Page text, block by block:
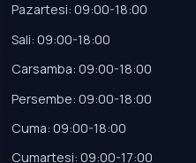
Pazartesi: 09:00-18:00
Sali: 09:00-18:00
Carsamba: 09:00-18:00
Persembe: 09:00-18:00
Cuma: 09:00-18:00
Cumartesi: 09:00-17:00